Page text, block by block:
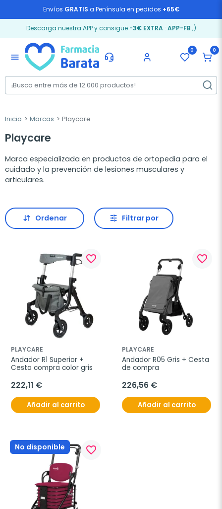
Envíos GRATIS a Península en pedidos +65€
Descarga nuestra APP y consigue -3€ EXTRA: APP-FB ;)
menu
0 0
Inicio Marcas Playcare
Playcare
Marca especializada en productos de ortopedia para el
cuidado y la prevención de lesiones musculares y
articulares.
Ordenar Filtrar por
favorite_border
PLAYCARE
Andador R1 Superior +
Cesta compra color gris
222,11 €
Añadir al carrito
favorite_border
PLAYCARE
Andador R05 Gris + Cesta
de compra
226,56 €
Añadir al carrito
No disponible favorite_border